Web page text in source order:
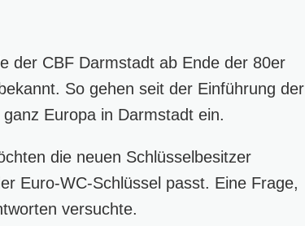
der CBF Darmstadt ab Ende der 80er
So gehen seit der Einführung der
Europa in Darmstadt ein.
die neuen Schlüsselbesitzer
Euro-WC-Schlüssel passt. Eine Frage,
versuchte.